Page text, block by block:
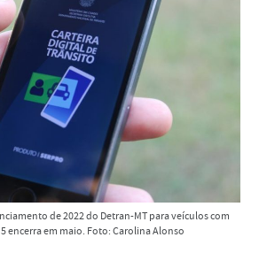
de 2022 do Detran-MT para veículos com
encerra em maio. Foto: Carolina Alonso